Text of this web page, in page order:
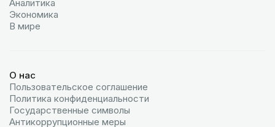
Аналитика
Экономика
В мире
О нас
Пользовательское соглашение
Политика конфиденциальности
Государственные символы
Антикоррупционные меры